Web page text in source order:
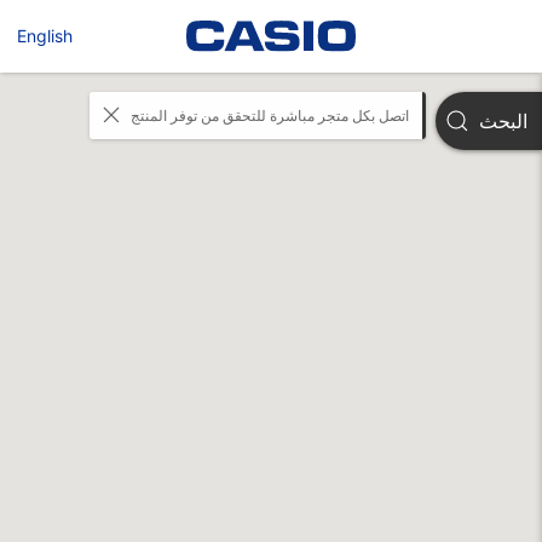
English
اتصل بكل متجر مباشرة للتحقق من توفر المنتج البحث